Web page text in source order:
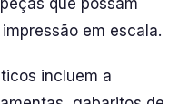
que possam
em escala.
incluem a